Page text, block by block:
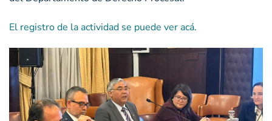
El registro de la actividad se puede ver acá.